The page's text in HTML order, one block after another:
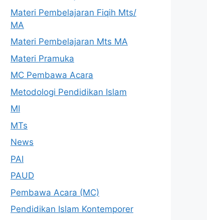
Materi Pembelajaran Fiqih Mts/
MA
Materi Pembelajaran Mts MA
Materi Pramuka
MC Pembawa Acara
Metodologi Pendidikan Islam
MI
MTs
News
PAI
PAUD
Pembawa Acara (MC)
Pendidikan Islam Kontemporer